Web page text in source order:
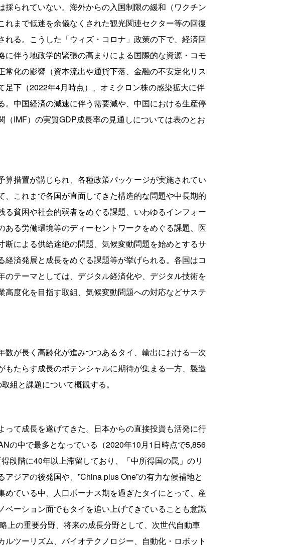
られていない。海外からの入国制限の緩和（ワクチン
まで低迷を余儀なくされた観光関連セクター等の回復
る。こうした「ウィズ・コロナ」政策の下で、経済回
伴う地政学的緊張の高まりによる国際的な資源・コモ
化の影響（資本流出や通貨下落、金融の不安定化リス
下（2022年4月時点）、オミクロン株の感染拡大に伴
中国経済の減速に伴う需要減や、中国における生産停
IMF）の実質GDP成長率の見通しについては表のとお
措置が講じられ、各種政策パッケージが実施されてい
これまで各国が直面してきた構造的な問題や中長期的
貧困や社会的弱者をめぐる課題、いわゆるインフォー
る労働環境等のディーセントワークをめぐる課題、医
による供給途絶の問題、気候変動問題を始めとするサ
済発展と成長をめぐる課題等が挙げられる。各国はコ
テーマとしては、デジタル経済化や、デジタル技術を
度化を目指す取組、気候変動問題への対応などサステ
が長く高齢化が進みつつあるタイ、輸出における一次
たらす成長のポテンシャルに期待が集まる一方、製造
組と課題について概観する。
て成長を遂げてきた。日本からの直接投資も活発に行
の中で最多となっている（2020年10月1日時点で5,856
段階に40年以上滞留しており、「中所得国の罠」のリ
ジアの後発国や、”China plus One”の有力な候補地と
ている中、人口ボーナス期を過ぎたタイにとって、産
ーション面でもタイを追い上げてきていることも意識
上の重要分野、将来の成長分野として、次世代自動車
ツーリズム、バイオテクノロジー、自動化・ロボット